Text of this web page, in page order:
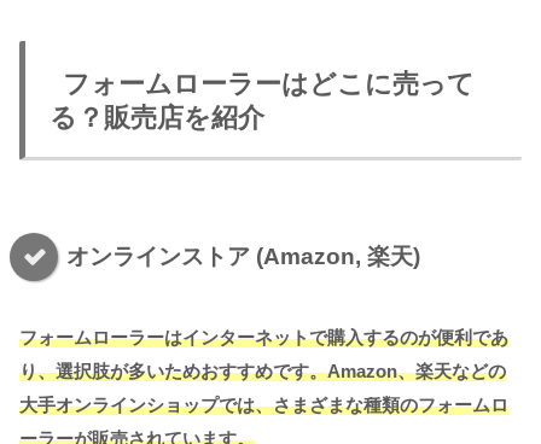
フォームローラーはどこに売って
る？販売店を紹介
オンラインストア (Amazon, 楽天)
フォームローラーはインターネットで購入するのが便利であ
り、選択肢が多いためおすすめです。Amazon、楽天などの
大手オンラインショップでは、さまざまな種類のフォームロ
ーラーが販売されています。